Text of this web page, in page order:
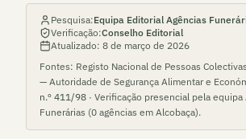
Pesquisa:Equipa Editorial Agências
Verificação:Conselho Editorial
Atualizado: 8 de março de 2026
Fontes: Registo Nacional de Pessoas Colectivas
— Autoridade de Segurança Alimentar e
n.º 411/98 · Verificação presencial pela equipa
Funerárias (0 agências em Alcobaça).